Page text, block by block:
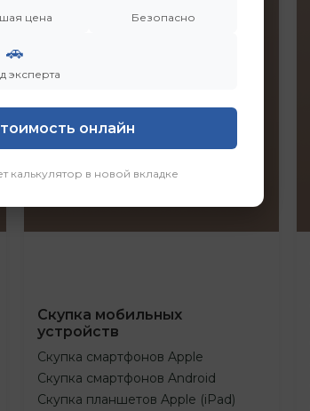
Скупка мобильных
устройств
Скупка смартфонов Apple
Скупка смартфонов Android
Скупка планшетов Apple (iPad)
цена Безопасно
🚗
эксперта
онлайн
калькулятор в новой вкладке